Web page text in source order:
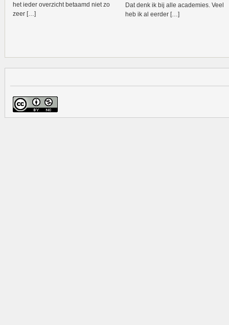
het ieder overzicht betaamd niet zo
zeer […]
Dat denk ik bij alle academies. Veel
heb ik al eerder […]